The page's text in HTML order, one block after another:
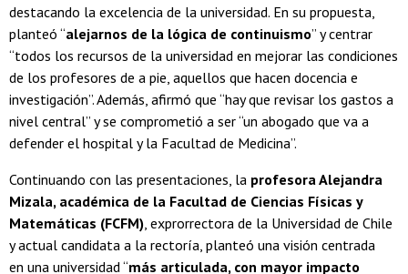
destacando la excelencia de la universidad. En su propuesta,
planteó “alejarnos de la lógica de continuismo” y centrar
“todos los recursos de la universidad en mejorar las condiciones
de los profesores de a pie, aquellos que hacen docencia e
investigación”. Además, afirmó que “hay que revisar los gastos a
nivel central” y se comprometió a ser “un abogado que va a
defender el hospital y la Facultad de Medicina”.
Continuando con las presentaciones, la profesora Alejandra
Mizala, académica de la Facultad de Ciencias Físicas y
Matemáticas (FCFM) , exprorrectora de la Universidad de Chile
y actual candidata a la rectoría, planteó una visión centrada
en una universidad “más articulada, con mayor impacto